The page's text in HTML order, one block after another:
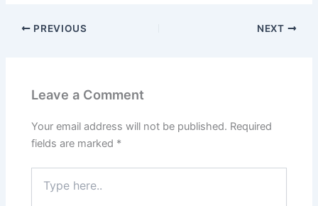
PREVIOUS NEXT
Leave a Comment
Your email address will not be published. Required
fields are marked *
here..